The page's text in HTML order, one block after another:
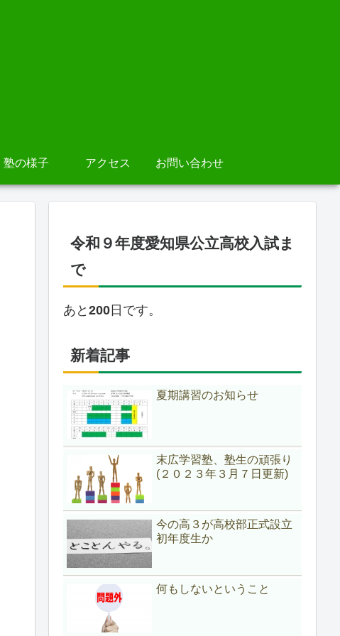
塾の様子 アクセス お問い合わせ
令和９年度愛知県公立高校入試ま
で
あと 200 日です。
新着記事
夏期講習のお知らせ
末広学習塾、塾生の頑張り
(２０２３年３月７日更新)
今の高３が高校部正式設立
初年度生か
何もしないということ